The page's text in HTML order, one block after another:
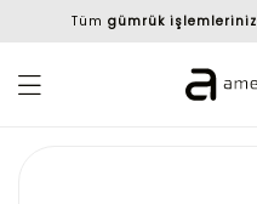
Tüm gümrük işlemleriniz